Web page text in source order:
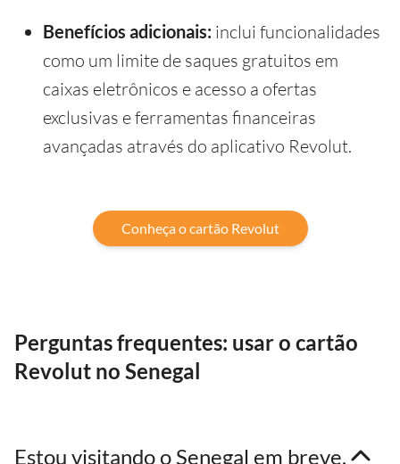
Benefícios adicionais: inclui funcionalidades
como um limite de saques gratuitos em
caixas eletrônicos e acesso a ofertas
exclusivas e ferramentas financeiras
avançadas através do aplicativo Revolut.
Conheça o cartão Revolut
Perguntas frequentes: usar o cartão
Revolut no Senegal
Estou visitando o Senegal em breve,